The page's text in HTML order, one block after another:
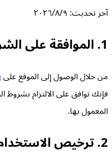
آخر تحديث: ٩‏/٨‏/٢٠٢٦
1. الموافقة على الشروط
من خلال الوصول إلى الموقع على
فإنك توافق على الالتزام بشروط
المعمول بها.
2. ترخيص الاستخدام